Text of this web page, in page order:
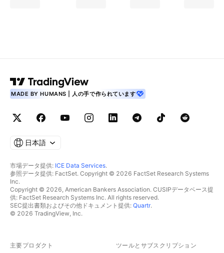
MADE BY HUMANS | 人の手で作られています
日本語
市場データ提供: ICE Data Services.
参照データ提供: FactSet. Copyright © 2026 FactSet Research Systems
Inc.
Copyright © 2026, American Bankers Association. CUSIPデータベース提
供: FactSet Research Systems Inc. All rights reserved.
SEC提出書類およびその他ドキュメント提供: Quartr.
© 2026 TradingView, Inc.
主要プロダクト ツールとサブスクリプション